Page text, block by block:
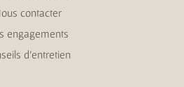
contacter
engagements
d’entretien